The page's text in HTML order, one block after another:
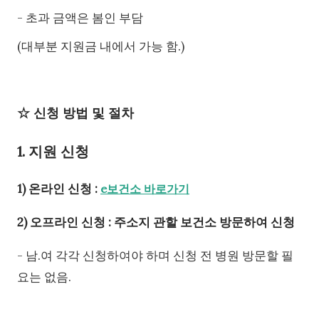
- 초과 금액은 봄인 부담
(대부분 지원금 내에서 가능 함.)
☆ 신청 방법 및 절차
1. 지원 신청
1) 온라인 신청 : e보건소 바로가기
2) 오프라인 신청 : 주소지 관할 보건소 방문하여 신청
- 남.여 각각 신청하여야 하며 신청 전 병원 방문할 필
요는 없음.